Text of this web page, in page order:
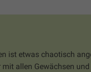
ist etwas chaotisch
allen Gewächsen und